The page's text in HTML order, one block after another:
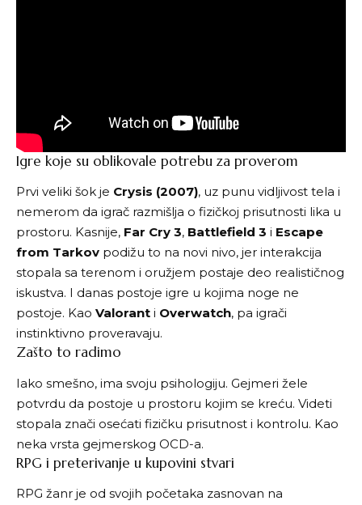
Igre koje su oblikovale potrebu za proverom
Prvi veliki šok je Crysis (2007), uz punu vidljivost tela i
nemerom da igrač razmišlja o fizičkoj prisutnosti lika u
prostoru. Kasnije, Far Cry 3, Battlefield 3 i Escape
from Tarkov podižu to na novi nivo, jer interakcija
stopala sa terenom i oružjem postaje deo realističnog
iskustva. I danas postoje igre u kojima noge ne
postoje. Kao Valorant i Overwatch, pa igrači
instinktivno proveravaju.
Zašto to radimo
Iako smešno, ima svoju psihologiju. Gejmeri žele
potvrdu da postoje u prostoru kojim se kreću. Videti
stopala znači osećati fizičku prisutnost i kontrolu. Kao
neka vrsta gejmerskog OCD-a.
RPG i preterivanje u kupovini stvari
RPG žanr je od svojih početaka zasnovan na